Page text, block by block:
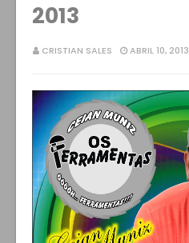
2013
CRISTIAN SALES ABRIL 10, 2013